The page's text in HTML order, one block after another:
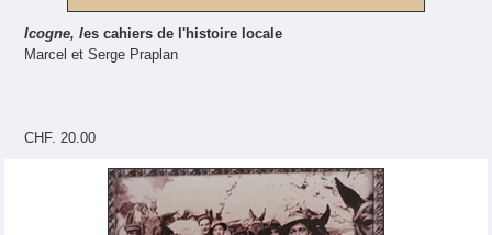
Icogne, les cahiers de l'histoire locale
Marcel et Serge Praplan
CHF. 20.00